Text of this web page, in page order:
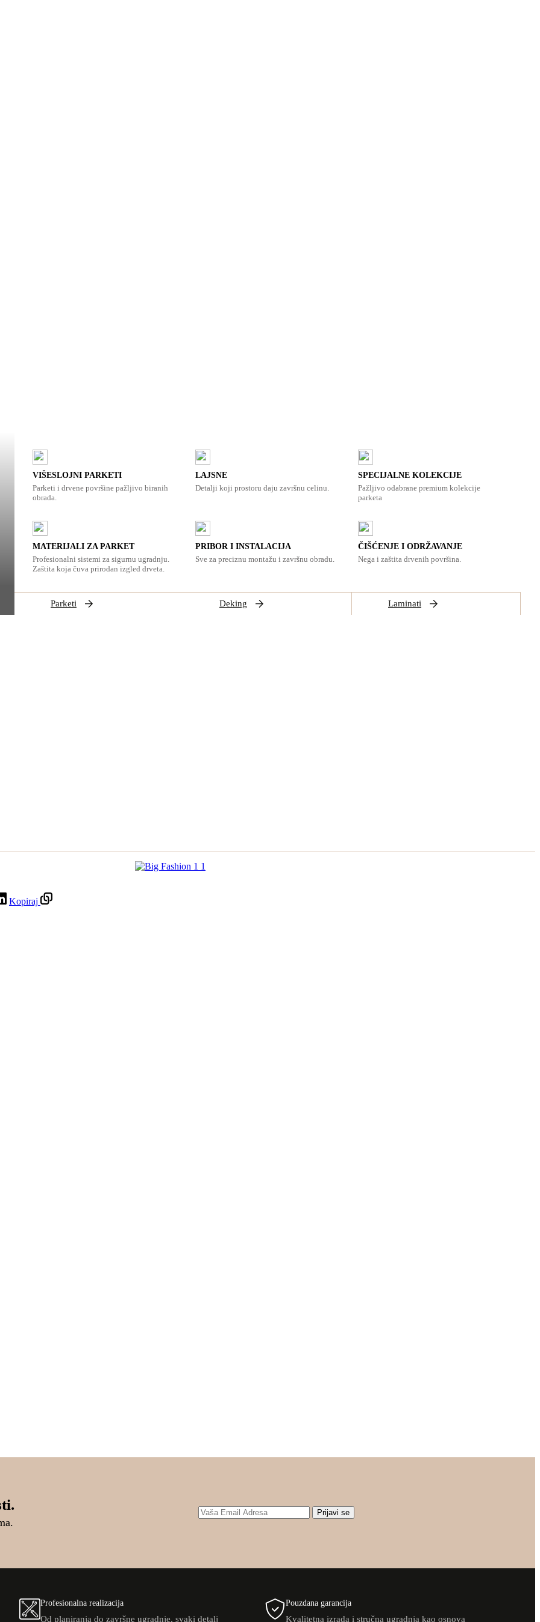
VIŠESLOJNI PARKETI
Parketi i drvene površine pažljivo biranih
obrada.
LAJSNE
Detalji koji prostoru daju završnu celinu.
SPECIJALNE KOLEKCIJE
Pažljivo odabrane premium kolekcije
parketa
MATERIJALI ZA PARKET
Profesionalni sistemi za sigurnu ugradnju.
Zaštita koja čuva prirodan izgled drveta.
PRIBOR I INSTALACIJA
Sve za preciznu montažu i završnu obradu.
ČIŠĆENJE I ODRŽAVANJE
Nega i zaštita drvenih površina.
Parketi Deking Laminati
Kopiraj
Prijavi se
Profesionalna realizacija
Od planiranja do završne ugradnje, svaki detalj
Pouzdana garancija
Kvalitetna izrada i stručna ugradnja kao osnova